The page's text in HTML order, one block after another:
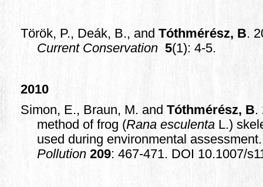
Török, P., Deák, B., and Tóthmérész, B.
Current Conservation 5(1): 4-5.
2010
Simon, E., Braun, M. and Tóthmérész, B.
method of frog (Rana esculenta L.)
used during environmental
Pollution 209: 467-471. DOI 10.1007/